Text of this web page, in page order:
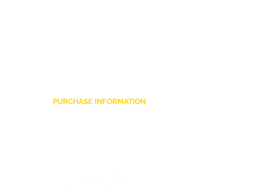
PURCHASE INFORMATION